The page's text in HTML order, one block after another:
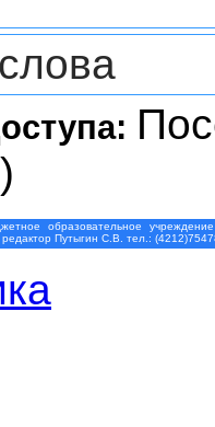
образовательное
Путыгин С.В. тел.: